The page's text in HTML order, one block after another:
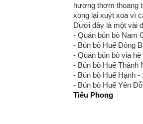
hương thơm thoang
xong lại xuýt xoa vì
Dưới đây là một vài
- Quán bún bò Nam
- Bún bò Huế Đông
- Quán bún bò vỉa
- Bún bò Huế Thành
- Bún bò Huế Hạnh -
- Bún bò Huế Yên
Tiêu Phong